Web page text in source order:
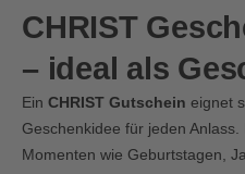
CHRIST
– ideal als
Ein CHRIST Gutschein eignet
Geschenkidee für jeden
Momenten wie Geburtstagen,